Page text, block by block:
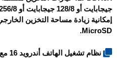
إمكانية زيادة مساحة التخزين
MicroSD.
نظام تشغيل الهاتف أندرويد 16 مع واجهة المستخدم HIOS 16.